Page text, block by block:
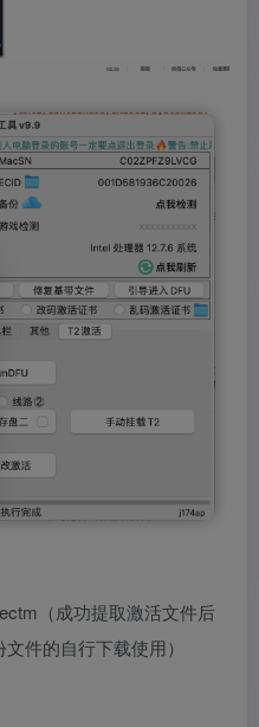
（成功提取激活文件后
件的自行下载使用）